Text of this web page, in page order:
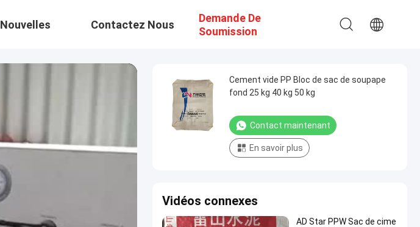
Nouvelles Contactez Nous
Demande De
Soumission
Cement vide PP Bloc de sac de soupape
fond 25 kg 40 kg 50 kg
Contact maintenant
En savoir plus
Vidéos connexes
AD Star PPW Sac de cime